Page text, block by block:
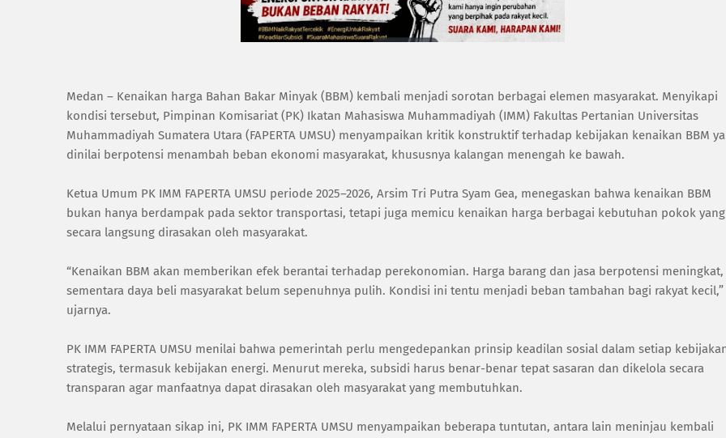
Medan – Kenaikan harga Bahan Bakar Minyak (BBM) kembali menjadi sorotan berbagai elemen masyarakat. Menyikapi
kondisi tersebut, Pimpinan Komisariat (PK) Ikatan Mahasiswa Muhammadiyah (IMM) Fakultas Pertanian Universitas
Muhammadiyah Sumatera Utara (FAPERTA UMSU) menyampaikan kritik konstruktif terhadap kebijakan kenaikan BBM
dinilai berpotensi menambah beban ekonomi masyarakat, khususnya kalangan menengah ke bawah.
Ketua Umum PK IMM FAPERTA UMSU periode 2025–2026, Arsim Tri Putra Syam Gea, menegaskan bahwa kenaikan BBM
bukan hanya berdampak pada sektor transportasi, tetapi juga memicu kenaikan harga berbagai kebutuhan pokok yang
secara langsung dirasakan oleh masyarakat.
“Kenaikan BBM akan memberikan efek berantai terhadap perekonomian. Harga barang dan jasa berpotensi meningkat,
sementara daya beli masyarakat belum sepenuhnya pulih. Kondisi ini tentu menjadi beban tambahan bagi rakyat kecil,”
ujarnya.
PK IMM FAPERTA UMSU menilai bahwa pemerintah perlu mengedepankan prinsip keadilan sosial dalam setiap
strategis, termasuk kebijakan energi. Menurut mereka, subsidi harus benar-benar tepat sasaran dan dikelola secara
transparan agar manfaatnya dapat dirasakan oleh masyarakat yang membutuhkan.
Melalui pernyataan sikap ini, PK IMM FAPERTA UMSU menyampaikan beberapa tuntutan, antara lain meninjau kembali